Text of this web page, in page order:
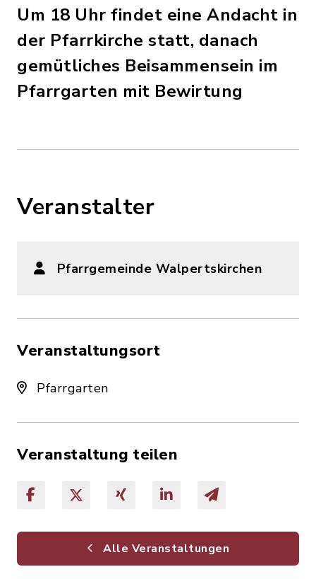
Um 18 Uhr findet eine Andacht in
der Pfarrkirche statt, danach
gemütliches Beisammensein im
Pfarrgarten mit Bewirtung
Veranstalter
Pfarrgemeinde Walpertskirchen
Veranstaltungsort
Pfarrgarten
Veranstaltung teilen
Alle Veranstaltungen